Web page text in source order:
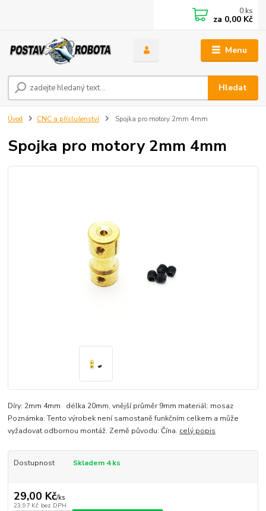
Menu
Hledat
0 ks
za 0,00 Kč
Úvod CNC a příslušenství Spojka pro motory 2mm 4mm
Spojka pro motory 2mm 4mm
Díry: 2mm 4mm délka 20mm, vnější průměr 9mm materiál: mosaz
Poznámka: Tento výrobek není samostaně funkčním celkem a může
vyžadovat odbornou montáž. Země původu: Čína. celý popis
Dostupnost Skladem 4 ks
29,00 Kč/ks
23,97 Kč bez DPH